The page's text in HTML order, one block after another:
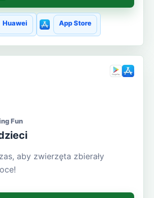
Huawei App Store
Fun
aby zwierzęta zbierały